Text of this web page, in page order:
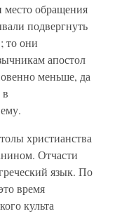
место обращения
подвергнуть
то они
апостол
меньше, да
христианства
Отчасти
язык. По
время
культа